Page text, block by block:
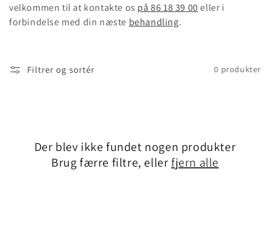
velkommen til at kontakte os på 86 18 39 00eller i
forbindelse med din næste behandling.
Filtrer og sortér 0 produkter
Der blev ikke fundet nogen produkter
Brug færre filtre, ellerfjern alle